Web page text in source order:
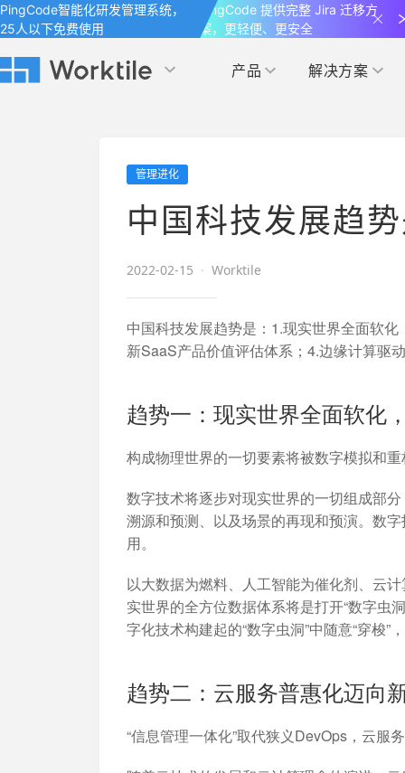
PingCode智能化研发管理系统，
25人以下免费使用
PingCode 提供完整 Jira 迁移方
案，更轻便、更安全
产品
国内率先覆盖 OKR
专注于工作场景的即时通讯工具
Worktile 旗下智能化研发管理工具 解决方案
IT研发与运维
人事行政
Worktile 旗下智能化研发管理工具
全面了解 Worktile 的使用方法和技巧
地 OKR、敏捷研发等先进理念
加入开放平台，打造更好的开放平台
发现最新的产品
解洞察
与 Worktile 联合
体系
Worktile 旗下智能化研发管理工具
管理进化
中国科技发展趋
2022-02-15 · Worktile
中国科技发展趋势是：1.现实世界全面软
新SaaS产品价值评估体系；4.边缘计算驱
趋势一：现实世界全面软化
构成物理世界的一切要素将被数字模拟和重
数字技术将逐步对现实世界的一切组成部
溯源和预测、以及场景的再现和预演。数
用。
以大数据为燃料、人工智能为催化剂、云
实世界的全方位数据体系将是打开“数字虫
字化技术构建起的“数字虫洞”中随意“穿梭
趋势二：云服务普惠化迈向
“信息管理一体化”取代狭义DevOps，云服